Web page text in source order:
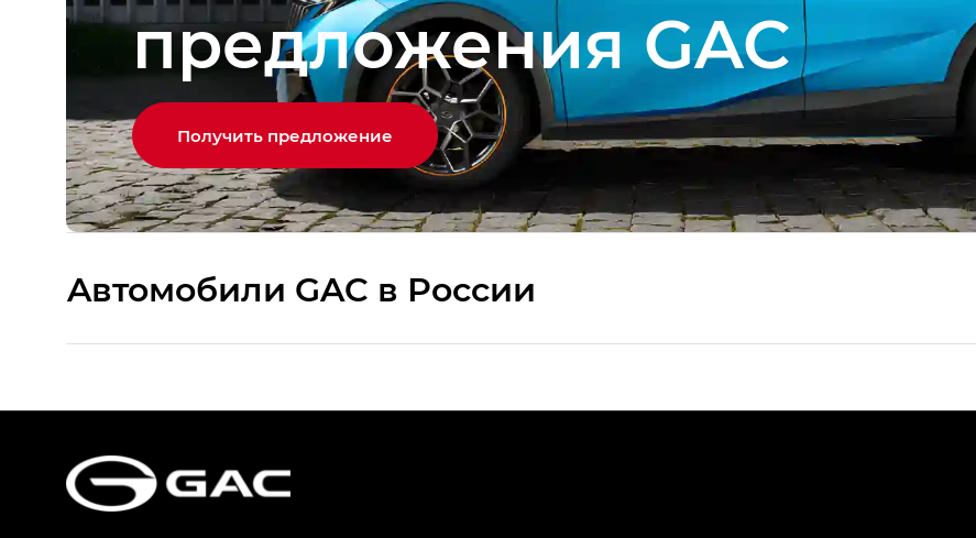
предложения GAC
Получить предложение
Aвтомобили GAC в России
HYPTEC HT — Хайптек Эйч Ти (HYPTEC HT) в комплектации Экс ПРЕМИУМ — EX PREMIUM